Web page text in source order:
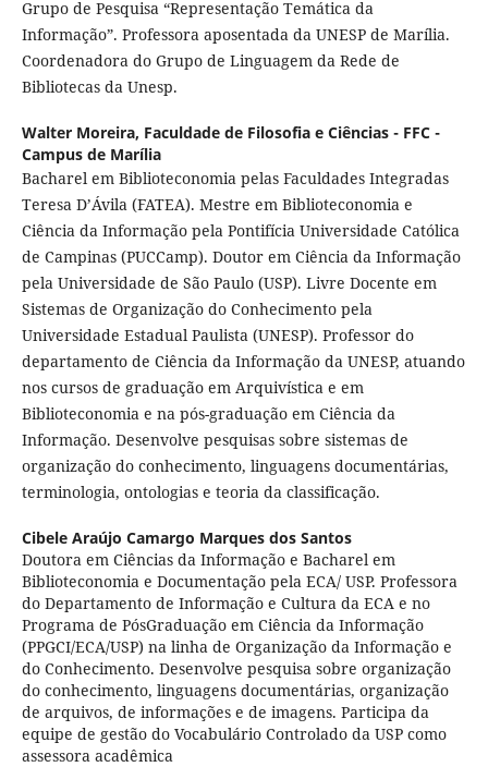
Grupo de Pesquisa “Representação Temática da
Informação”. Professora aposentada da UNESP de Marília.
Coordenadora do Grupo de Linguagem da Rede de
Bibliotecas da Unesp.
Walter Moreira, Faculdade de Filosofia e Ciências - FFC -
Campus de Marília
Bacharel em Biblioteconomia pelas Faculdades Integradas
Teresa D’Ávila (FATEA). Mestre em Biblioteconomia e
Ciência da Informação pela Pontifícia Universidade Católica
de Campinas (PUCCamp). Doutor em Ciência da Informação
pela Universidade de São Paulo (USP). Livre Docente em
Sistemas de Organização do Conhecimento pela
Universidade Estadual Paulista (UNESP). Professor do
departamento de Ciência da Informação da UNESP, atuando
nos cursos de graduação em Arquivística e em
Biblioteconomia e na pós-graduação em Ciência da
Informação. Desenvolve pesquisas sobre sistemas de
organização do conhecimento, linguagens documentárias,
terminologia, ontologias e teoria da classificação.
Cibele Araújo Camargo Marques dos Santos
Doutora em Ciências da Informação e Bacharel em
Biblioteconomia e Documentação pela ECA/ USP. Professora
do Departamento de Informação e Cultura da ECA e no
Programa de PósGraduação em Ciência da Informação
(PPGCI/ECA/USP) na linha de Organização da Informação e
do Conhecimento. Desenvolve pesquisa sobre organização
do conhecimento, linguagens documentárias, organização
de arquivos, de informações e de imagens. Participa da
equipe de gestão do Vocabulário Controlado da USP como
assessora acadêmica